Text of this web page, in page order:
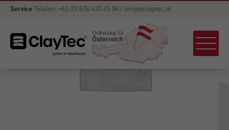
Service Telefon: +43 (0) 676 430 45 94 / shop@claytec.at